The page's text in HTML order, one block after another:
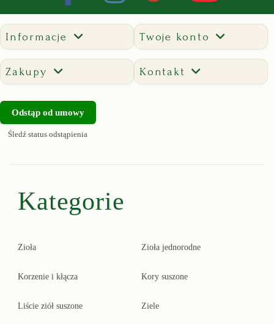
Informacje Twoje konto
Zakupy Kontakt
Odstąp od umowy
Śledź status odstąpienia
Kategorie
Zioła Zioła jednorodne
Korzenie i kłącza Kory suszone
Liście ziół suszone Ziele